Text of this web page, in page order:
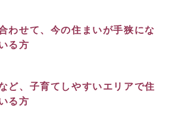
わせて、今の住まいが手狭にな
る方
ど、子育てしやすいエリアで住
る方